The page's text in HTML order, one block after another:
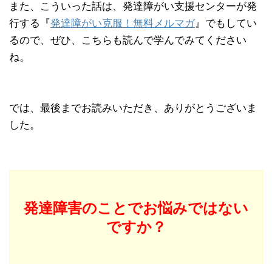
また、こういった話は、発達障がい支援センターが発
行する『発達障がい克服！無料メルマガ』でもしてい
るので、ぜひ、こちらも読んで学んでみてください
ね。
では、最後までお読みいただき、ありがとうございま
した。
発達障害のことでお悩みではない
ですか？